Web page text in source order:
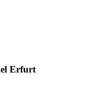
Erfurt